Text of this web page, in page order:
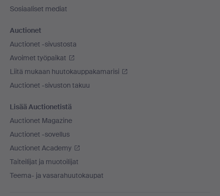
Sosiaaliset mediat
Auctionet
Auctionet -sivustosta
Avoimet työpaikat
Liitä mukaan huutokauppakamarisi
Auctionet -sivuston takuu
Lisää Auctionetistä
Auctionet Magazine
Auctionet -sovellus
Auctionet Academy
Taiteilijat ja muotoilijat
Teema- ja vasarahuutokaupat